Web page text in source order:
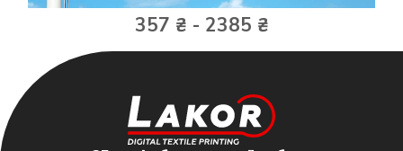
357 ₴ - 2385 ₴